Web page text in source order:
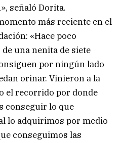
señaló Dorita.
más reciente en el
«Hace poco
una nenita de siete
por ningún lado
orinar. Vinieron a la
el recorrido por donde
conseguir lo que
lo adquirimos por medio
conseguimos las